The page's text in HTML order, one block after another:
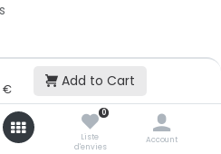
€ Add to Cart
0
Liste
d'envies
Account
au panier